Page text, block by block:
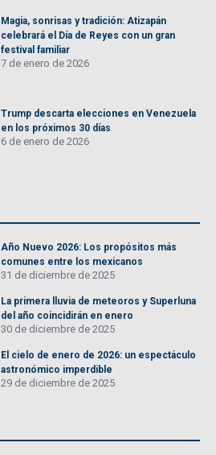
Magia, sonrisas y tradición: Atizapán
celebrará el Día de Reyes con un gran
festival familiar
7 de enero de 2026
Trump descarta elecciones en Venezuela
en los próximos 30 días
6 de enero de 2026
Año Nuevo 2026: Los propósitos más
comunes entre los mexicanos
31 de diciembre de 2025
La primera lluvia de meteoros y Superluna
del año coincidirán en enero
30 de diciembre de 2025
El cielo de enero de 2026: un espectáculo
astronómico imperdible
29 de diciembre de 2025